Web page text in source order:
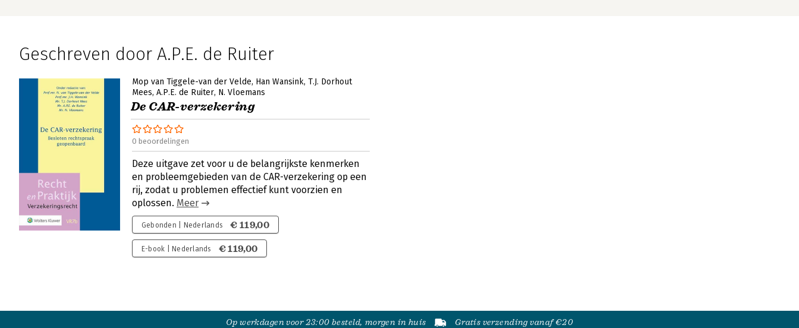
Geschreven door A.P.E. de Ruiter
Mop van Tiggele-van der Velde Han Wansink T.J. Dorhout
Mees A.P.E. de Ruiter N. Vloemans
De CAR-verzekering
0 beoordelingen
Deze uitgave zet voor u de belangrijkste kenmerken
en probleemgebieden van de CAR-verzekering op een
rij, zodat u problemen effectief kunt voorzien en
oplossen. Meer
Gebonden | Nederlands € 119,00
E-book | Nederlands € 119,00
Op werkdagen voor 23:00 besteld, morgen in huis Gratis verzending vanaf €20